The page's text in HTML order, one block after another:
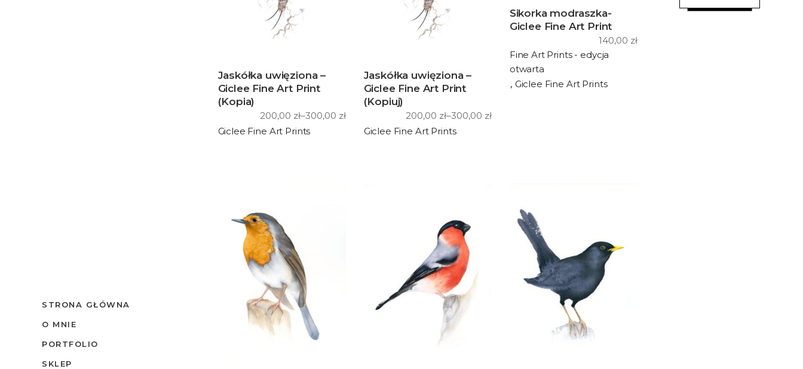
STRONA GŁÓWNA
O MNIE
PORTFOLIO
SKLEP
Jaskółka uwięziona –
Giclee Fine Art Print
(Kopia)
200,00 zł–300,00 zł
Zakres
cen:
od
Giclee Fine Art Prints
Jaskółka uwięziona –
Giclee Fine Art Print
(Kopiuj)
200,00 zł–300,00 zł
Zakres
cen:
od
Giclee Fine Art Prints
Sikorka modraszka-
Giclee Fine Art Print
140,00 zł
Fine Art Prints - edycja
otwarta
Giclee Fine Art Prints
Cena
Cena